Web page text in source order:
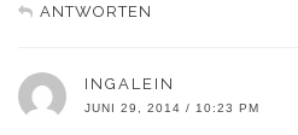
ANTWORTEN
INGALEIN
JUNI 29, 2014 / 10:23 PM